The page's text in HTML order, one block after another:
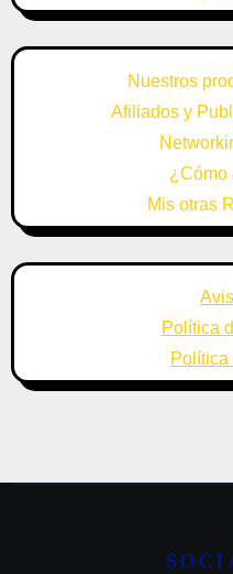
Nuestros
Afiliados y
¿Cómo
Mis otras
Política